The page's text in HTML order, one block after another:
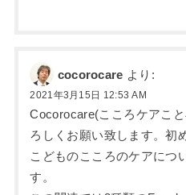
cocorocare より:
2021年3月15日 12:53 AM
Cocorocare(こころケアこ
ろしくお願い致します。初
こどものこころのケアにつ
す。